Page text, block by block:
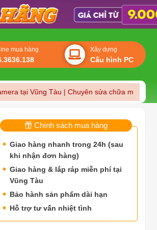
mua hàng Xây dựng
Cấu hình PC
Vũng Tàu | Chuyên sửa chữa máy tính
Chính sách mua hàng
Giao hàng nhanh trong 24h (sau
khi nhận đơn hàng)
Giao hàng & lắp ráp miễn phí tại
Vũng Tàu
Bảo hành sản phẩm dài hạn
Hỗ trợ tư vấn nhiệt tình